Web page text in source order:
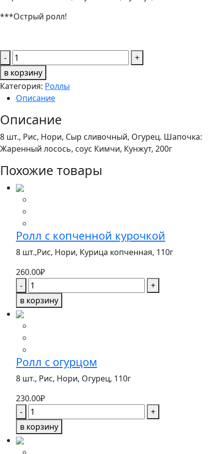
***Острый ролл!
-
Количество
товара
ДИКИЙ
ЛОСОСЬ
+
в корзину
Категория: Роллы
Описание
Описание
8 шт., Рис, Нори, Сыр сливочный, Огурец. Шапочка:
Жаренный лосось, соус Кимчи, Кунжут, 200г
Похожие товары
Ролл с копченной курочкой
8 шт.,Рис, Нори, Курица копченная, 110г
260.00₽
-
Количество
товара
Ролл
+
в корзину
Ролл с огурцом
8 шт., Рис, Нори, Огурец, 110г
230.00₽
-
Количество
товара
Ролл
+
в корзину